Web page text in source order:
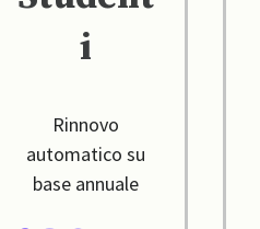
i
Rinnovo
automatico su
base annuale